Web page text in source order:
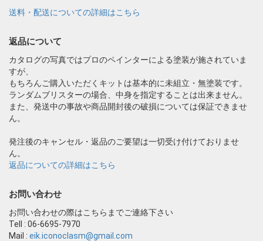
送料・配送についての詳細はこちら
返品について
カタログの写真ではプロのペインターによる塗装が施されていま
すが、
もちろんご購入いただくキットは基本的に未組立・無塗装です。
ランダムブリスターの場合、中身を指定することは出来ません。
また、発送中の事故や商品開封後の破損については保証できませ
ん。
発注後のキャンセル・返品のご要望は一切受け付けておりませ
ん。
返品についての詳細はこちら
お問い合わせ
お問い合わせの際はこちらまでご連絡下さい
Tell : 06-6695-7970
Mail : eik.iconoclasm@gmail.com